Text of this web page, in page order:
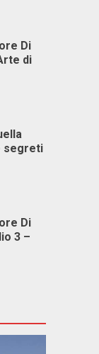
Di
di
segreti
Di
3 –